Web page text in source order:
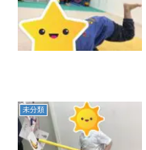
未分類